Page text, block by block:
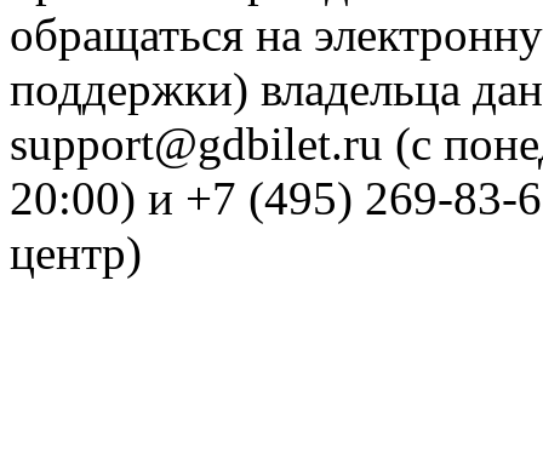
обращаться на
поддержки) владельца
support@gdbilet.ru (с
20:00) и +7 (495) 269-83-
центр)